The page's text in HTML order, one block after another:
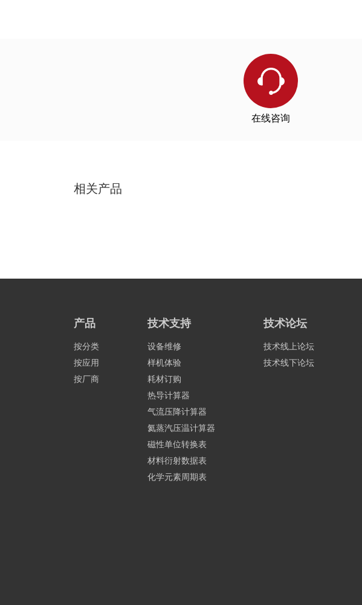
在线咨询
相关产品
产品
按分类
按应用
按厂商
技术支持
设备维修
样机体验
耗材订购
热导计算器
气流压降计算器
氦蒸汽压温计算器
磁性单位转换表
材料衍射数据表
化学元素周期表
技术论坛
技术线上论坛
技术线下论坛